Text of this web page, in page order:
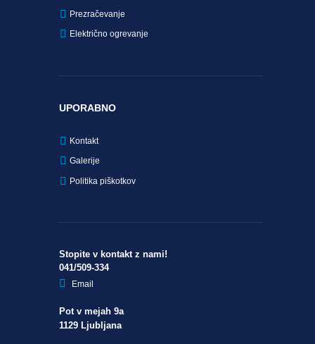
Prezračevanje
Električno ogrevanje
UPORABNO
Kontakt
Galerije
Politika piškotkov
Stopite v kontakt z nami!
041/509-334
Email
Pot v mejah 9a
1129 Ljubljana